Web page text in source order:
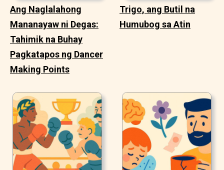
Ang Naglalahong
Mananayaw ni Degas:
Tahimik na Buhay
Pagkatapos ng Dancer
Making Points
Trigo, ang Butil na
Humubog sa Atin